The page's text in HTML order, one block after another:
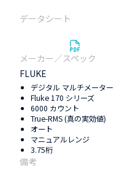
FLUKE
デジタル マルチメーター
Fluke 170 シリーズ
6000 カウント
True-RMS (真の実効値)
オート
マニュアルレンジ
3.75桁